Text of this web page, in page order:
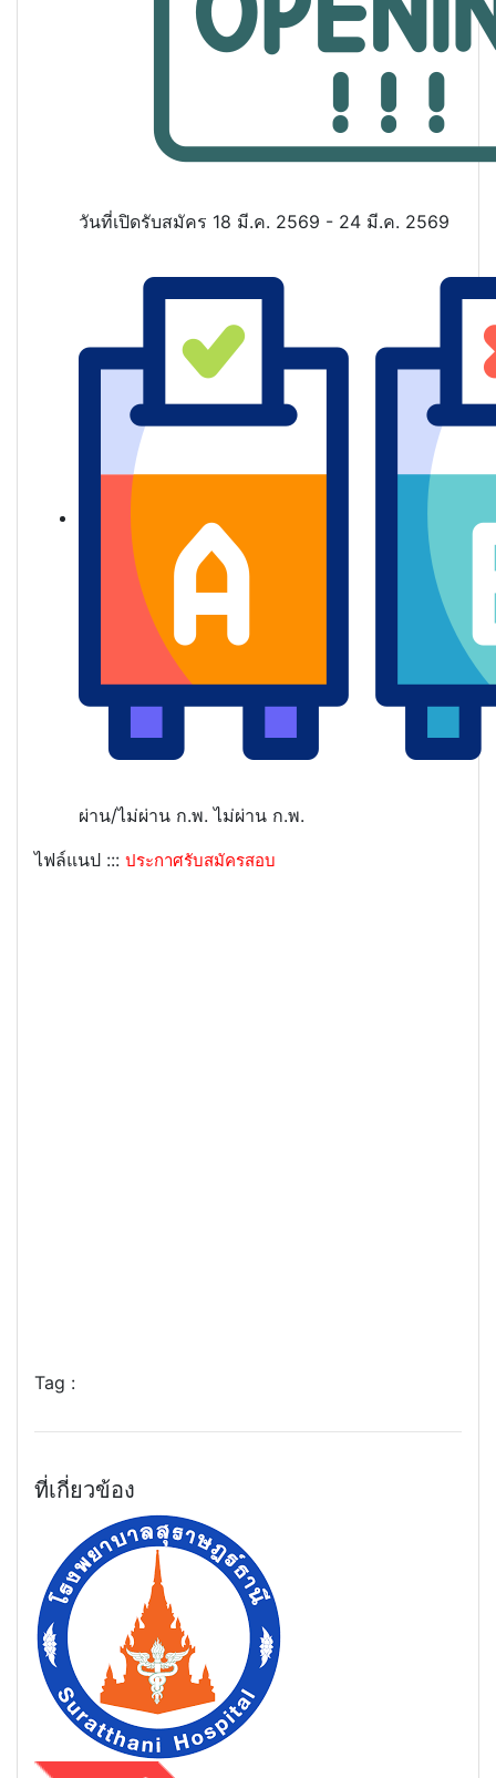
วันที่เปิดรับสมัคร 18 มี.ค. 2569 - 24 มี.ค. 2569
ผ่าน/ไม่ผ่าน ก.พ.ไม่ผ่าน ก.พ.
ไฟล์แนป ::: ประกาศรับสมัครสอบ
Tag :
ที่เกี่ยวข้อง